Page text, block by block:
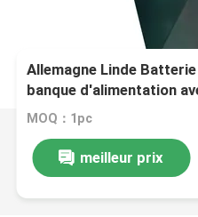
Allemagne Linde
banque d'alimentation
MOQ：1pc
meilleur prix